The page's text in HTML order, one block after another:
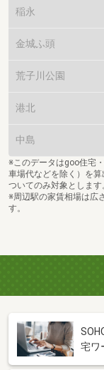
稲永
金城ふ頭
荒子川公園
港北
中島
※このデータはgoo住宅
車場代などを除く）を
ついてのみ対象とします
※周辺駅の家賃相場は広
す。
宅ワ